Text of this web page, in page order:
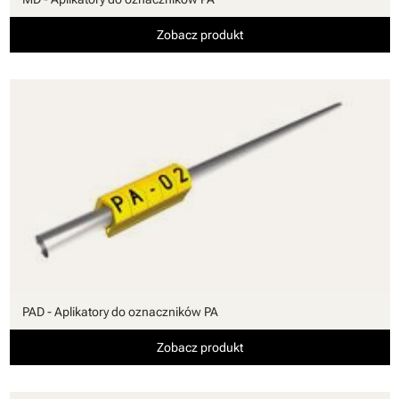
Zobacz produkt
PAD - Aplikatory do oznaczników PA
Zobacz produkt